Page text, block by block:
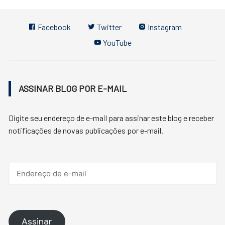
Facebook Twitter
Instagram
YouTube
ASSINAR BLOG POR E-MAIL
Digite seu endereço de e-mail para assinar este blog e receber
notificações de novas publicações por e-mail.
Assinar